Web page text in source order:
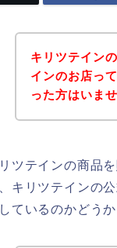
キリツテイン
インのお店っ
った方はいま
ツテインの商品
キリツテインの
ているのかどう